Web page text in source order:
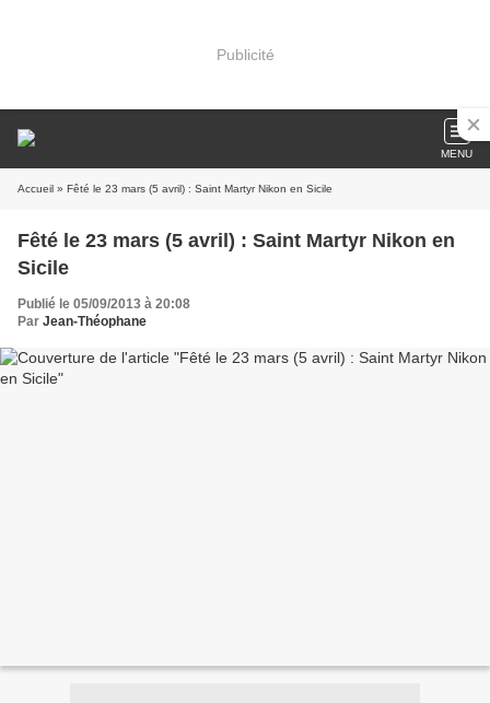
Publicité
MENU
Accueil » Fêté le 23 mars (5 avril) : Saint Martyr Nikon en Sicile
Fêté le 23 mars (5 avril) : Saint Martyr Nikon en
Sicile
Publié le 05/09/2013 à 20:08
Par Jean-Théophane